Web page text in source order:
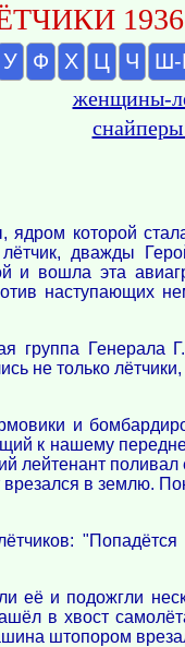
У Ф Х Ц Ч
женщины-
которой
дважды
вошла эта
наступающих
группа Генерала
не только
и
к нашему
поливал
в землю.
её и подожгли
в хвост
штопором